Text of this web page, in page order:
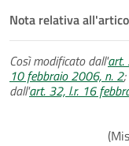
Nota relativa
Così modificato dall'art.
10 febbraio 2006, n. 2;
dall'art. 32, l.r. 16